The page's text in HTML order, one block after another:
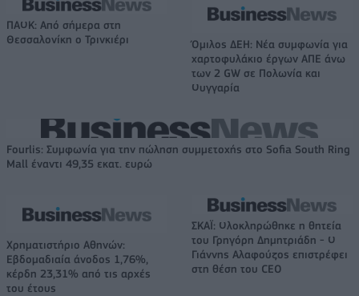
ΠΑΟΚ: Από σήμερα στη
Θεσσαλονίκη ο Τρινκιέρι
Όμιλος ΔΕΗ: Νέα συμφωνία για
χαρτοφυλάκιο έργων ΑΠΕ άνω
των 2 GW σε Πολωνία και
Ουγγαρία
Fourlis: Συμφωνία για την πώληση συμμετοχής στο Sofia South Ring
Mall έναντι 49,35 εκατ. ευρώ
Χρηματιστήριο Αθηνών:
Εβδομαδιαία άνοδος 1,76%,
κέρδη 23,31% από τις αρχές
του έτους
ΣΚΑΪ: Ολοκληρώθηκε η θητεία
του Γρηγόρη Δημητριάδη - Ο
Γιάννης Αλαφούζος επιστρέφει
στη θέση του CEO